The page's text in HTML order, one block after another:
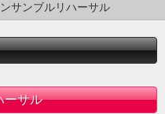
サンブルリハーサル
ーサル